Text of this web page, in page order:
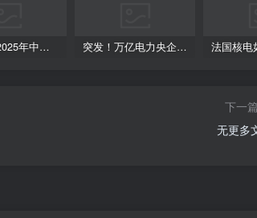
保变电气2025年中报：净利润同比飙升230.76%，控股股东变更落定 突发！万亿电力央企总经理换人！
下一
无更多